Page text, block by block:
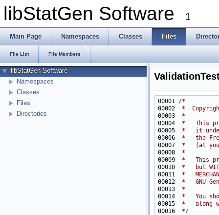
libStatGen Software 1
Main Page Namespaces Classes Files
File List File Members
libStatGen Software
Namespaces
Classes
Files
Directories
00001 /*
00002
*
00003
*
00004
*   This
00005
*   it under
00006
*   the
00007
*   (at
00008
*
00009
*   This
00010
*   but
00011
*
00012
*   GNU
00013
*
00014
*   You
00015
*   along
00016
*/